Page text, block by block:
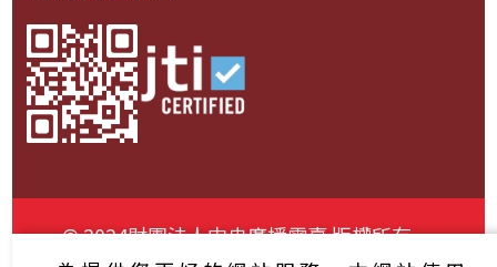
© 2024財團法人中央廣播電臺 版權所有